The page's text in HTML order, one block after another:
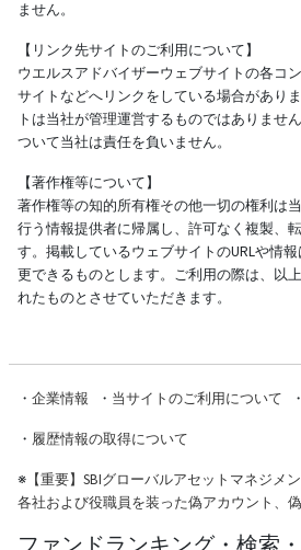
ません。
【リンク先サイトのご利用について】
ウエルスアドバイザーウェブサイトの各コ
サイトなどへリンクをしている場合があり
トは当社が管理運営するものではありませ
ついて当社は責任を負いません。
【著作権等について】
著作権等の知的所有権その他一切の権利は
行う情報提供者に帰属し、許可なく複製、
す。掲載しているウェブサイトのURLや情
更できるものとします。ご利用の際は、以
れたものとさせていただきます。
・ 企業情報 ・ 当サイトのご利用について ・
・ 履歴情報の取得について
※【重要】SBIグローバルアセットマネジメ
各社および役職員を装った偽アカウント、
ファンドランキング・検索